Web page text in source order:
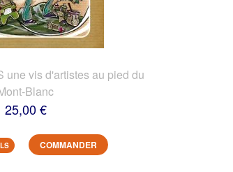
une vis d'artistes au pied du
Blanc
25,00 €
COMMANDER